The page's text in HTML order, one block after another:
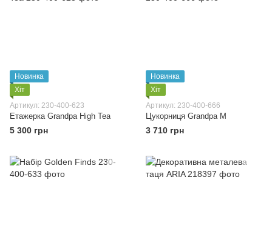
Новинка
Хіт
Артикул: 230-400-623
Етажерка Grandpa High Tea
5 300 грн
Новинка
Хіт
Артикул: 230-400-666
Цукорниця Grandpa М
3 710 грн